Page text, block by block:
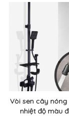
Vòi sen cây nóng
nhiệt độ màu